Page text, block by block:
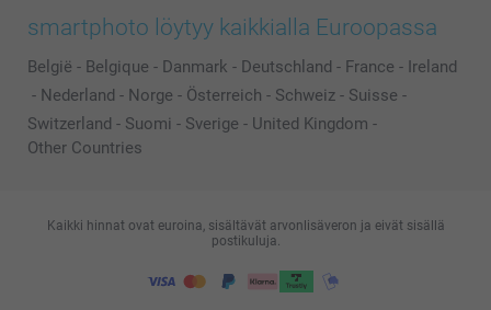
smartphoto löytyy kaikkialla Euroopassa
België - Belgique - Danmark - Deutschland - France - Ireland
- Nederland - Norge - Österreich - Schweiz - Suisse -
Switzerland - Suomi - Sverige - United Kingdom -
Other Countries
Kaikki hinnat ovat euroina, sisältävät arvonlisäveron ja eivät sisällä
postikuluja.